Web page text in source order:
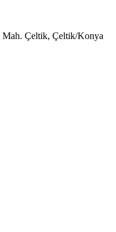
Mah. Çeltik, Çeltik/Konya